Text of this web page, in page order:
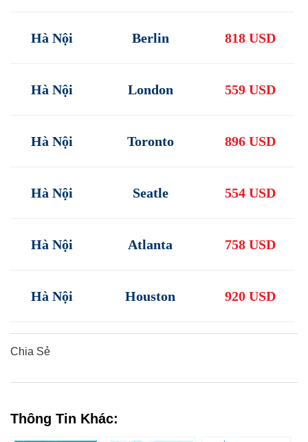
Hà Nội Berlin 818 USD
Hà Nội London 559 USD
Hà Nội Toronto 896 USD
Hà Nội Seatle 554 USD
Hà Nội Atlanta 758 USD
Hà Nội Houston 920 USD
Chia Sẻ
Thông Tin Khác: